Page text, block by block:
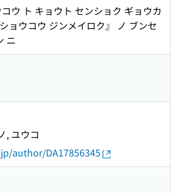
ウ ト キョウト センショク ギョウカ
ョウコウ ジンメイロク』 ノ ブンセ
ニ
, ユウコ
author/DA17856345